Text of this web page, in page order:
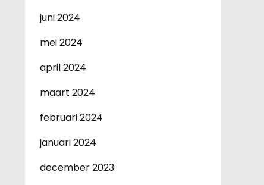
juni 2024
mei 2024
april 2024
maart 2024
februari 2024
januari 2024
december 2023